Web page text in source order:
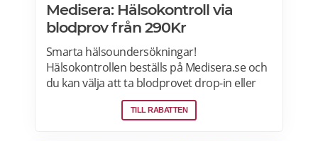
Medisera: Hälsokontroll via
blodprov från 290Kr
Smarta hälsoundersökningar!
Hälsokontrollen beställs på Medisera.se och
du kan välja att ta blodprovet drop-in eller
efter tidsbokning på över 100
provtagningsställen runt om i Sverige.
TILL RABATTEN